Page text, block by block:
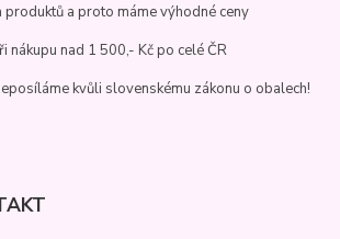
produktů a proto máme výhodné ceny
nákupu nad 1 500,- Kč po celé ČR
kvůli slovenskému zákonu o obalech!